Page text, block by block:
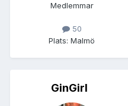
Medlemmar
50
Plats: Malmö
GinGirl